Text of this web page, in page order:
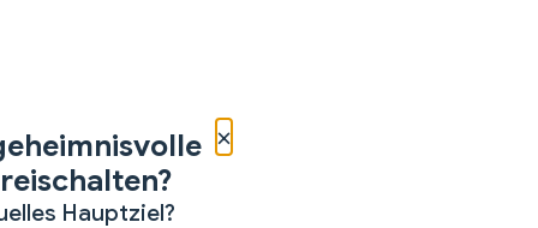
×
Hauptziel?